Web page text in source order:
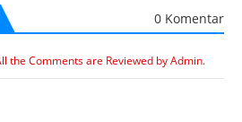
0 Komentar
the Comments are Reviewed by Admin.